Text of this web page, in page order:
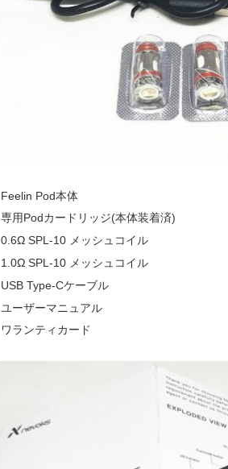
Feelin Pod本体
専用Podカードリッジ(本体装着済)
0.6Ω SPL-10 メッシュコイル
1.0Ω SPL-10 メッシュコイル
USB Type-Cケーブル
ユーザーマニュアル
ワランティカード